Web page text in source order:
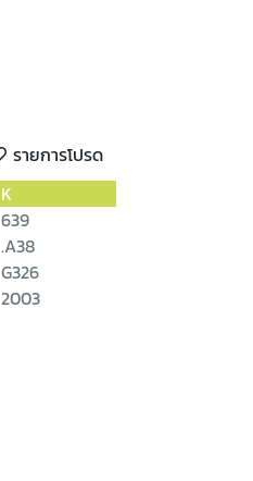
รายการโปรด
K
639
.A38
G326
2003